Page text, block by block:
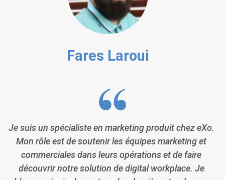
Fares Laroui
Je suis un spécialiste en marketing produit chez eXo.
Mon rôle est de soutenir les équipes marketing et
commerciales dans leurs opérations et de faire
découvrir notre solution de digital workplace. Je